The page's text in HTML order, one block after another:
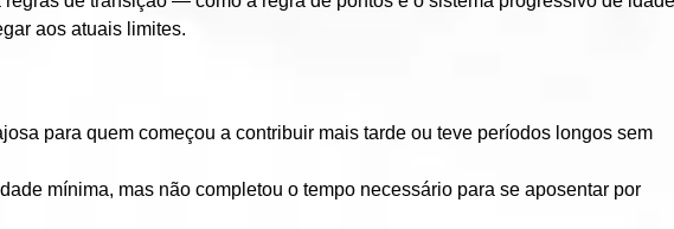
aos atuais limites.
para quem começou a contribuir mais tarde ou teve períodos longos sem
mínima, mas não completou o tempo necessário para se aposentar por